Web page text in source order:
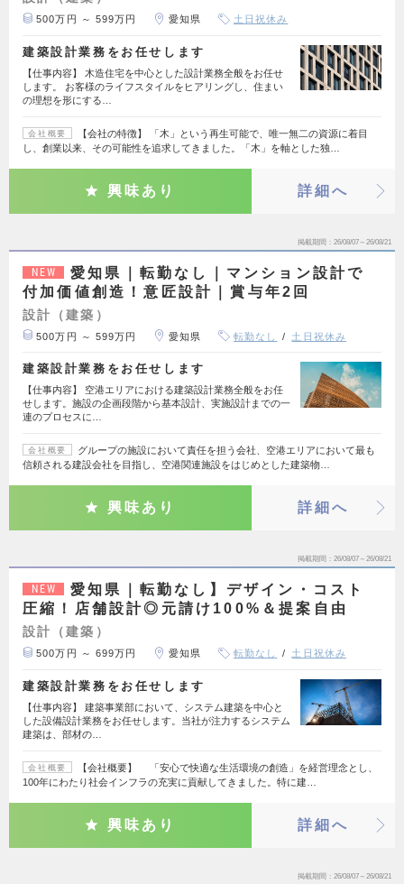
500万円 ～ 599万円 愛知県 土日祝休み
建築設計業務をお任せします
【仕事内容】 木造住宅を中心とした設計業務全般をお任せ
します。 お客様のライフスタイルをヒアリングし、住まい
の理想を形にする…
会社概要
【会社の特徴】 「木」という再生可能で、唯一無二の資源に着目
し、創業以来、その可能性を追求してきました。「木」を軸とした独…
興味あり 詳細へ
掲載期間 26/08/07～26/08/21
NEW
愛知県｜転勤なし｜マンション設計で
付加価値創造！意匠設計｜賞与年2回
設計（建築）
500万円 ～ 599万円 愛知県 転勤なし 土日祝休み
建築設計業務をお任せします
【仕事内容】 空港エリアにおける建築設計業務全般をお任
せします。施設の企画段階から基本設計、実施設計までの一
連のプロセスに…
会社概要
グループの施設において責任を担う会社、空港エリアにおいて最も
信頼される建設会社を目指し、空港関連施設をはじめとした建築物…
興味あり 詳細へ
掲載期間 26/08/07～26/08/21
NEW
愛知県｜転勤なし】デザイン・コスト
圧縮！店舗設計◎元請け100%＆提案自由
設計（建築）
500万円 ～ 699万円 愛知県 転勤なし 土日祝休み
建築設計業務をお任せします
【仕事内容】 建築事業部において、システム建築を中心と
した設備設計業務をお任せします。当社が注力するシステム
建築は、部材の…
会社概要
【会社概要】 「安心で快適な生活環境の創造」を経営理念とし、
100年にわたり社会インフラの充実に貢献してきました。特に建…
興味あり 詳細へ
掲載期間 26/08/07～26/08/21